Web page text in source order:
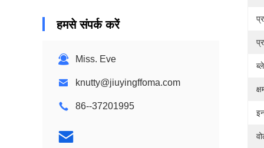
हमसे संपर्क करें
Miss. Eve
knutty@jiuyingffoma.com
86--37201995